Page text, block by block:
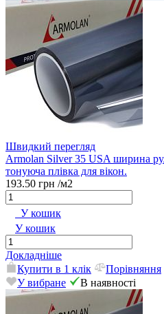
Швидкий перегляд
Armolan Silver 35 USA ширина
тонуюча плівка для вікон.
193.50 грн /м2
У кошик
У кошик
Докладніше
Купити в 1 клік
Порівняння
У вибране
В наявності